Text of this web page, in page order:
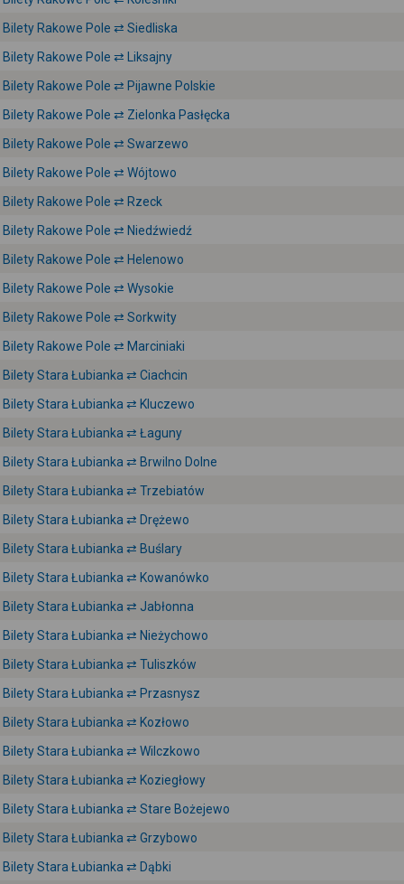
Bilety Rakowe Pole ⇄ Siedliska
Bilety Rakowe Pole ⇄ Liksajny
Bilety Rakowe Pole ⇄ Pijawne Polskie
Bilety Rakowe Pole ⇄ Zielonka Pasłęcka
Bilety Rakowe Pole ⇄ Swarzewo
Bilety Rakowe Pole ⇄ Wójtowo
Bilety Rakowe Pole ⇄ Rzeck
Bilety Rakowe Pole ⇄ Niedźwiedź
Bilety Rakowe Pole ⇄ Helenowo
Bilety Rakowe Pole ⇄ Wysokie
Bilety Rakowe Pole ⇄ Sorkwity
Bilety Rakowe Pole ⇄ Marciniaki
Bilety Stara Łubianka ⇄ Ciachcin
Bilety Stara Łubianka ⇄ Kluczewo
Bilety Stara Łubianka ⇄ Łaguny
Bilety Stara Łubianka ⇄ Brwilno Dolne
Bilety Stara Łubianka ⇄ Trzebiatów
Bilety Stara Łubianka ⇄ Drężewo
Bilety Stara Łubianka ⇄ Buślary
Bilety Stara Łubianka ⇄ Kowanówko
Bilety Stara Łubianka ⇄ Jabłonna
Bilety Stara Łubianka ⇄ Nieżychowo
Bilety Stara Łubianka ⇄ Tuliszków
Bilety Stara Łubianka ⇄ Przasnysz
Bilety Stara Łubianka ⇄ Kozłowo
Bilety Stara Łubianka ⇄ Wilczkowo
Bilety Stara Łubianka ⇄ Koziegłowy
Bilety Stara Łubianka ⇄ Stare Bożejewo
Bilety Stara Łubianka ⇄ Grzybowo
Bilety Stara Łubianka ⇄ Dąbki